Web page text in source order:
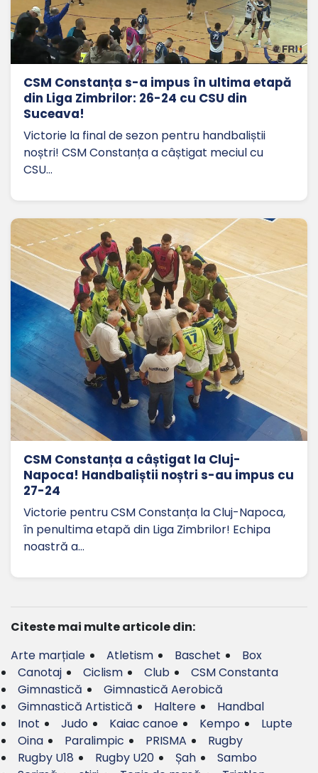
CSM Constanța s-a impus în ultima etapă
din Liga Zimbrilor: 26-24 cu CSU din
Suceava!
Victorie la final de sezon pentru handbaliștii
noștri! CSM Constanța a câștigat meciul cu
CSU…
CSM Constanța a câștigat la Cluj-
Napoca! Handbaliștii noștri s-au impus cu
27-24
Victorie pentru CSM Constanța la Cluj-Napoca,
în penultima etapă din Liga Zimbrilor! Echipa
noastră a…
Citeste mai multe articole din:
Arte marțiale
Atletism Baschet
Box
Canotaj
Ciclism Club
CSM Constanta
Gimnastică
Gimnastică Aerobică
Gimnastică Artistică
Haltere
Handbal
Inot
Judo Kaiac canoe Kempo
Lupte
Oina
Paralimpic PRISMA
Rugby
Rugby U18
Rugby U20 Șah
Sambo